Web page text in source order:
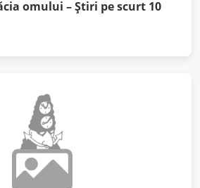
omului – Ştiri pe scurt 10